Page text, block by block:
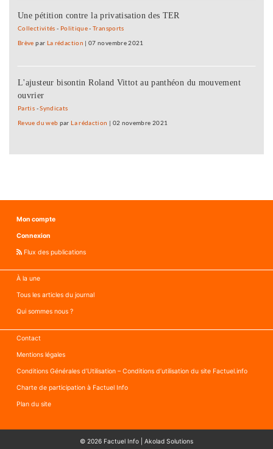
Une pétition contre la privatisation des TER
Collectivités - Politique-Transports
Brève par La rédaction |07 novembre 2021
L'ajusteur bisontin Roland Vittot au panthéon du mouvement
ouvrier
Partis -Syndicats
Revue du web parLa rédaction | 02 novembre 2021
Mon compte
Connexion
Flux des publications
À la une
Tous les articles du journal
Qui sommes nous ?
Contact
Mentions légales
Conditions Générales d’Utilisation – Conditions d’utilisation du site Factuel.info
Charte de participation à Factuel Info
Plan du site
© 2026 Factuel Info Akolad Solutions